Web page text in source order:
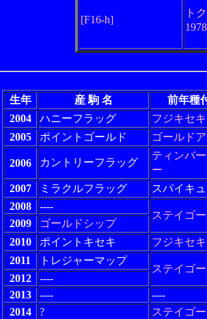
[F16-h]
ト
生年 産 駒 名
前年種
2004
ハニーフラッグ
フジキセキ
2005
ポイントゴールド ゴールド
2006 カントリーフラッグ
ティンバ
ー
2007
ミラクルフラッグ
スパイキ
2008
----
ステイゴ
2009
ゴールドシップ
2010
ポイントキセキ
フジキセキ
2011
トレジャーマップ
ステイゴ
2012
----
2013
----
----
2014
? ステイゴ